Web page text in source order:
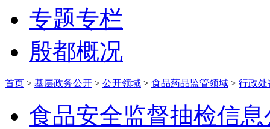
专题专栏
殷都概况
首页 > 基层政务公开 > 公开领域 > 食品药品监管领域 > 行政处
食品安全监督抽检信息